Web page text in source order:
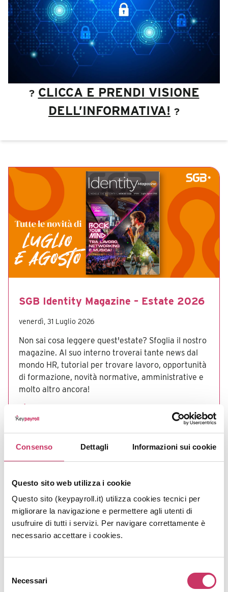
Consenso Dettagli Informazioni sui cookie
Questo sito web utilizza i cookie
Questo sito (keypayroll.it) utilizza cookies tecnici per
migliorare la navigazione e permettere agli utenti di
usufruire di tutti i servizi. Per navigare correttamente è
necessario accettare i cookies.
delNecessari
? CLICCA E PRENDI VISIONE
DELL’INFORMATIVA! ?
SGB Identity Magazine – Estate 2026
venerdì, 31 Luglio 2026
Non sai cosa leggere quest'estate? Sfoglia il nostro
magazine. Al suo interno troverai tante news dal
mondo HR, tutorial per trovare lavoro, opportunità
di formazione, novità normative, amministrative e
molto altro ancora!
Nuove assunzioni incentivate: